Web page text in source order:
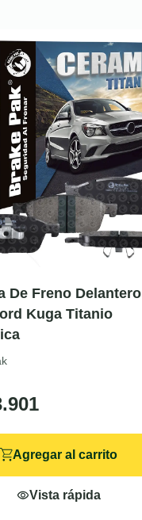
De Freno Delantero
Kuga Titanio
Agregar al carrito
Vista rápida